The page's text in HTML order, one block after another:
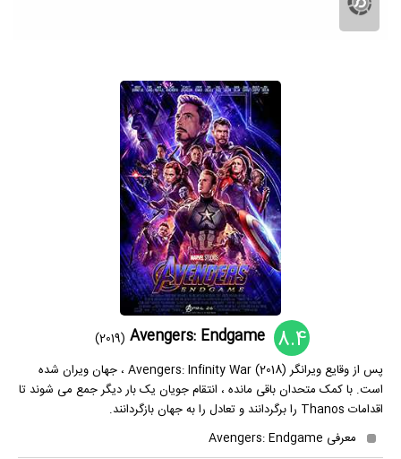
8.4
Avengers: Endgame
(2019)
پس از وقایع ویرانگر Avengers: Infinity War (2018) ، جهان ویران شده
است. با کمک متحدان باقی مانده ، انتقام جویان یک بار دیگر جمع می شوند تا
اقدامات Thanos را برگردانند و تعادل را به جهان بازگردانند.
معرفی Avengers: Endgame